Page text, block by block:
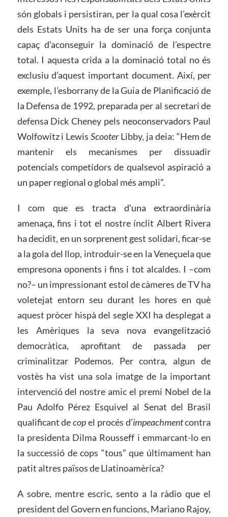
són globals i persistiran, per la qual cosa l’exèrcit
dels Estats Units ha de ser una força conjunta
capaç d’aconseguir la dominació de l’espectre
total. I aquesta crida a la dominació total no és
exclusiu d’aquest important document. Així, per
exemple, l’esborrany de la Guia de Planificació de
la Defensa de 1992, preparada per al secretari de
defensa Dick Cheney pels neoconservadors Paul
Wolfowitz i LewisScooter Libby, ja deia: “Hem de
mantenir els mecanismes per dissuadir
potencials competidors de qualsevol aspiració a
un paper regional o global més ampli”.
I com que es tracta d’una extraordinària
amenaça, fins i tot el nostre ínclit Albert Rivera
ha decidit, en un sorprenent gest solidari, ficar-se
a la gola del llop, introduir-se en la Veneçuela que
empresona oponents i fins i tot alcaldes. I –com
no?– un impressionant estol de càmeres de TV ha
voletejat entorn seu durant les hores en què
aquest pròcer hispà del segle XXI ha desplegat a
les Amèriques la seva nova evangelització
democràtica, aprofitant de passada per
criminalitzar Podemos. Per contra, algun de
vostès ha vist una sola imatge de la important
intervenció del nostre amic el premi Nobel de la
Pau Adolfo Pérez Esquivel al Senat del Brasil
qualificant decopel procés d’impeachmentcontra
la presidenta Dilma Rousseff i emmarcant-lo en
la successió de cops “tous” que últimament han
patit altres països de Llatinoamèrica?
A sobre, mentre escric, sento a la ràdio que el
president del Govern en funcions, Mariano Rajoy,